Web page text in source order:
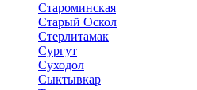
Староминская
Старый Оскол
Стерлитамак
Сургут
Суходол
Сыктывкар